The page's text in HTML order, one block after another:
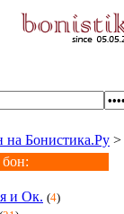
на Бонистика.Ру >
и Ок. (4)